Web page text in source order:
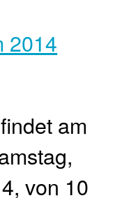
am
von 10